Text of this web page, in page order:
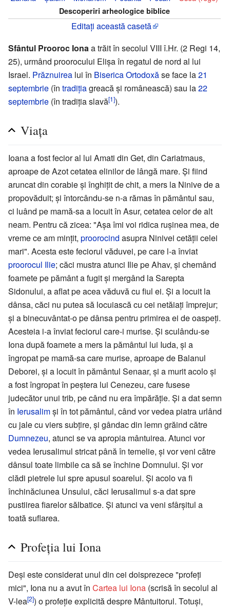
Descoperiri arheologice biblice
Editați această casetă
Sfântul Prooroc Ionaa trăit în secolul VIII î.Hr. (2 Regi 14,
25), urmând proorocului Elișa în regatul de nord al lui
Israel. Prăznuirea lui în Biserica Ortodoxăse face la21
septembrie (în tradițiagreacă și românească) sau la22
septembrie (în tradiția slavă[1]).
Viața
Ioana a fost fecior al lui Amati din Get, din Cariatmaus,
aproape de Azot cetatea elinilor de lângă mare. Şi fiind
aruncat din corabie și înghițit de chit, a mers la Ninive de a
propovăduit; și întorcându-se n-a rămas în pământul sau,
ci luând pe mamă-sa a locuit în Asur, cetatea celor de alt
neam. Pentru că zicea: "Așa îmi voi ridica rușinea mea, de
vreme ce am mințit, proorocind asupra Ninivei cetății celei
mari". Acesta este feciorul văduvei, pe care l-a înviat
proorocul Ilie; căci mustra atunci Ilie pe Ahav, și chemând
foamete pe pământ a fugit și mergând la Sarepta
Sidonului, a aflat pe acea văduvă cu fiul ei. Şi a locuit la
dânsa, căci nu putea să locuiască cu cei netăiați împrejur;
și a binecuvântat-o pe dânsa pentru primirea ei de oaspeți.
Acesteia i-a înviat feciorul care-i murise. Şi sculându-se
Iona după foamete a mers la pământul lui Iuda, și a
îngropat pe mamă-sa care murise, aproape de Balanul
Deborei, și a locuit în pământul Senaar, și a murit acolo și
a fost îngropat în peștera lui Cenezeu, care fusese
judecător unui trib, pe când nu era împărăție. Şi a dat semn
în Ierusalimși în tot pământul, când vor vedea piatra urlând
cu jale cu viers subțire, și gândac din lemn grăind către
Dumnezeu, atunci se va apropia mântuirea. Atunci vor
vedea Ierusalimul stricat până în temelie, și vor veni către
dânsul toate limbile ca să se închine Domnului. Şi vor
clădi pietrele lui spre apusul soarelui. Şi acolo va fi
închinăciunea Unsului, căci Ierusalimul s-a dat spre
pustiirea fiarelor sălbatice. Şi atunci va veni sfârșitul a
toată suflarea.
Profeția lui Iona
Deși este considerat unul din cei doisprezece "profeți
mici", Iona nu a avut în Cartea lui Iona (scrisă în secolul al
V-lea[2]) o profeție explicită despre Mântuitorul. Totuși,